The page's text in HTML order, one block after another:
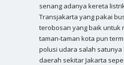
senang adanya kereta
Transjakarta yang pakai
terobosan yang baik untuk
taman-taman kota pun
polusi udara salah satunya
daerah sekitar Jakarta